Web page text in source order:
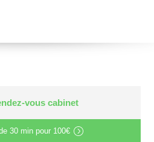
vous cabinet
30 min pour 100€